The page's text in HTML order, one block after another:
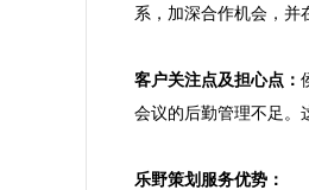
系，加深合作机会，并
客户关注点及担心点：
会议的后勤管理不足。
乐野策划服务优势：